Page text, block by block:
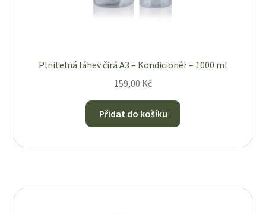
Plnitelná láhev čirá A3 – Kondicionér – 1000 ml
159,00 Kč
Přidat do košíku